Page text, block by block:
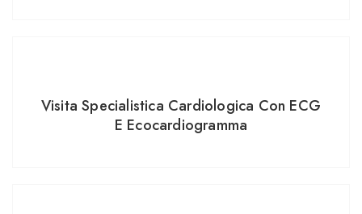
Visita Specialistica Cardiologica Con ECG
E Ecocardiogramma